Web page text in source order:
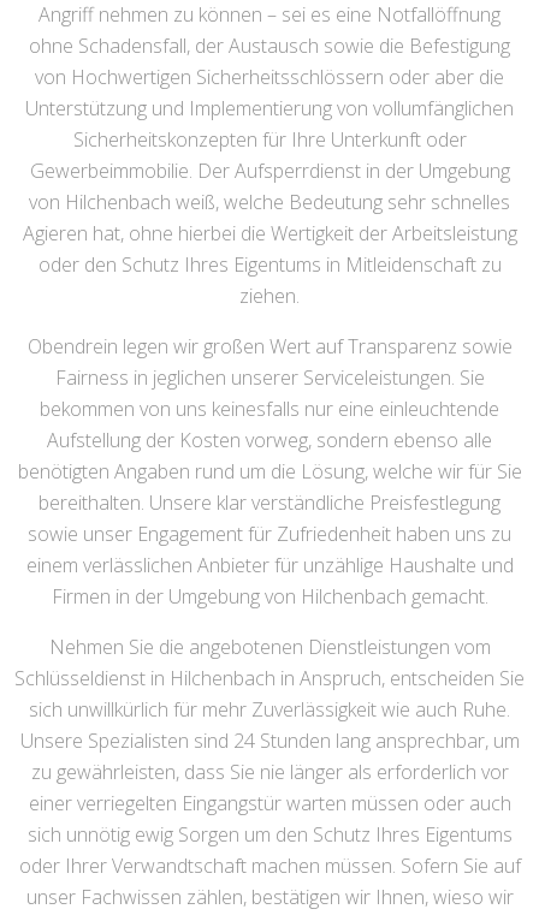
Angriff nehmen zu können – sei es eine Notfallöffnung
ohne Schadensfall, der Austausch sowie die Befestigung
von Hochwertigen Sicherheitsschlössern oder aber die
Unterstützung und Implementierung von vollumfänglichen
Sicherheitskonzepten für Ihre Unterkunft oder
Gewerbeimmobilie. Der Aufsperrdienst in der Umgebung
von Hilchenbach weiß, welche Bedeutung sehr schnelles
Agieren hat, ohne hierbei die Wertigkeit der Arbeitsleistung
oder den Schutz Ihres Eigentums in Mitleidenschaft zu
ziehen.
Obendrein legen wir großen Wert auf Transparenz sowie
Fairness in jeglichen unserer Serviceleistungen. Sie
bekommen von uns keinesfalls nur eine einleuchtende
Aufstellung der Kosten vorweg, sondern ebenso alle
benötigten Angaben rund um die Lösung, welche wir für Sie
bereithalten. Unsere klar verständliche Preisfestlegung
sowie unser Engagement für Zufriedenheit haben uns zu
einem verlässlichen Anbieter für unzählige Haushalte und
Firmen in der Umgebung von Hilchenbach gemacht.
Nehmen Sie die angebotenen Dienstleistungen vom
Schlüsseldienst in Hilchenbach in Anspruch, entscheiden Sie
sich unwillkürlich für mehr Zuverlässigkeit wie auch Ruhe.
Unsere Spezialisten sind 24 Stunden lang ansprechbar, um
zu gewährleisten, dass Sie nie länger als erforderlich vor
einer verriegelten Eingangstür warten müssen oder auch
sich unnötig ewig Sorgen um den Schutz Ihres Eigentums
oder Ihrer Verwandtschaft machen müssen. Sofern Sie auf
unser Fachwissen zählen, bestätigen wir Ihnen, wieso wir